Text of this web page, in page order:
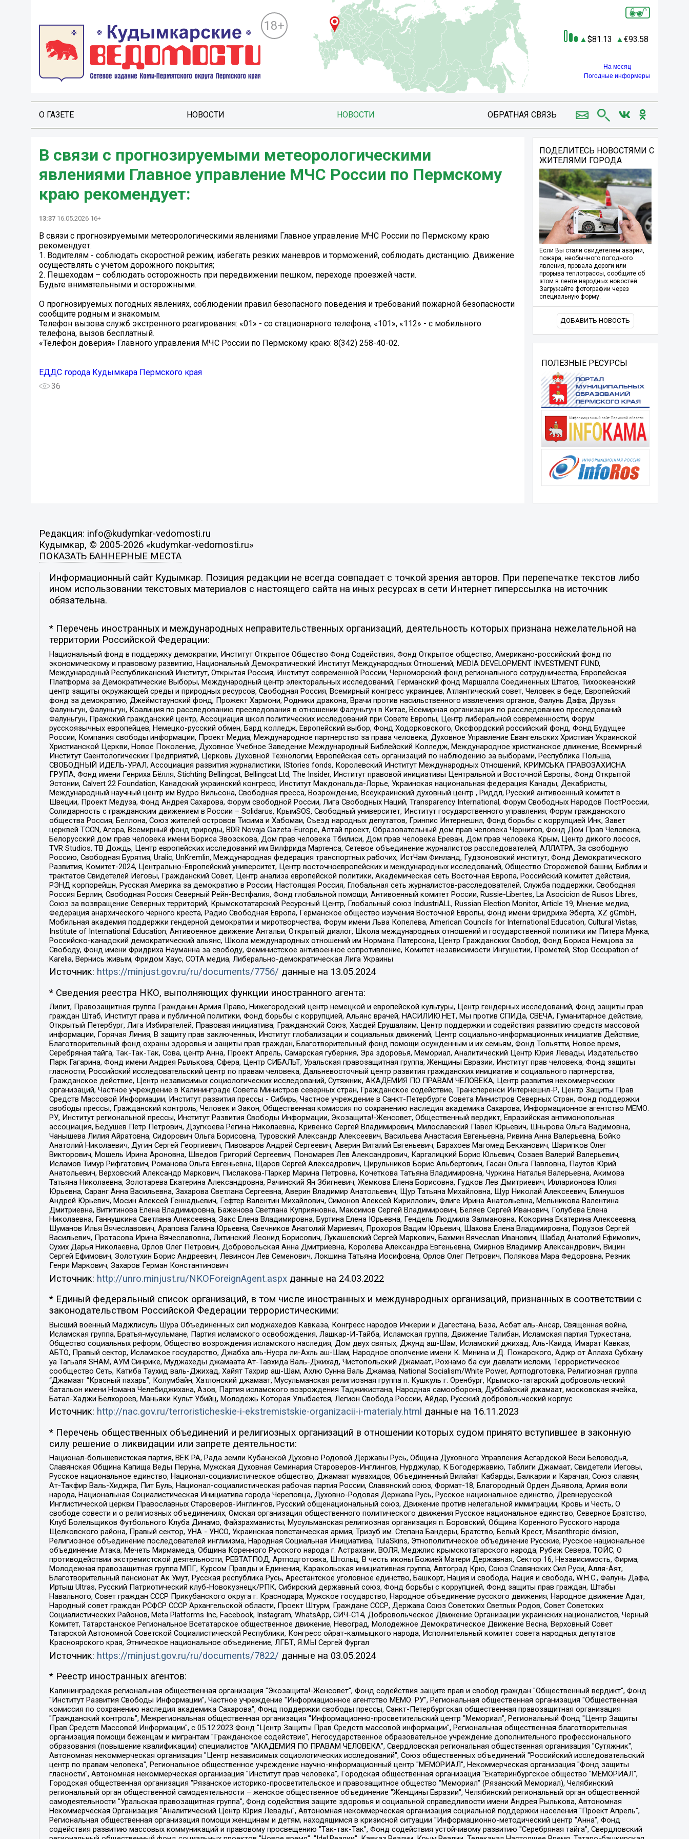
18+
81.13 93.58
На месяц
Погодные информеры
О ГАЗЕТЕ НОВОСТИ НОВОСТИ ОБРАТНАЯ СВЯЗЬ
В связи с прогнозируемыми метеорологическими
явлениями Главное управление МЧС России по Пермскому
краю рекомендует:
13:37 16.05.2026 16+
В связи с прогнозируемыми метеорологическими явлениями Главное управление МЧС России по Пермскому краю
рекомендует:
1. Водителям - соблюдать скоростной режим, избегать резких маневров и торможений, соблюдать дистанцию. Движение
осуществлять с учетом дорожного покрытия;
2. Пешеходам – соблюдать осторожность при передвижении пешком, переходе проезжей части.
Будьте внимательными и осторожными.
О прогнозируемых погодных явлениях, соблюдении правил безопасного поведения и требований пожарной безопасности
сообщите родным и знакомым.
Телефон вызова служб экстренного реагирования: «01» - со стационарного телефона, «101», «112» - с мобильного
телефона, вызов бесплатный.
«Телефон доверия» Главного управления МЧС России по Пермскому краю: 8(342) 258-40-02.
ЕДДС города Кудымкара Пермского края
36
ПОДЕЛИТЕСЬ НОВОСТЯМИ С
ЖИТЕЛЯМИ ГОРОДА
Если Вы стали свидетелем аварии,
пожара, необычного погодного
явления, провала дороги или
прорыва теплотрассы, сообщите об
этом в ленте народных новостей.
Загружайте фотографии через
специальную форму.
ДОБАВИТЬ НОВОСТЬ
ПОЛЕЗНЫЕ РЕСУРСЫ
Редакция: info@kudymkar-vedomosti.ru
Кудымкар, © 2005-2026 «kudymkar-vedomosti.ru»
ПОКАЗАТЬ БАННЕРНЫЕ МЕСТА
Информационный сайт Кудымкар. Позиция редакции не всегда совпадает с точкой зрения авторов. При перепечатке текстов либо
ином использовании текстовых материалов с настоящего сайта на иных ресурсах в сети Интернет гиперссылка на источник
обязательна.
* Перечень иностранных и международных неправительственных организаций, деятельность которых признана нежелательной на
территории Российской Федерации:
Национальный фонд в поддержку демократии, Институт Открытое Общество Фонд Содействия, Фонд Открытое общество, Американо-российский фонд по
экономическому и правовому развитию, Национальный Демократический Институт Международных Отношений, MEDIA DEVELOPMENT INVESTMENT FUND,
Международный Республиканский Институт, Открытая Россия, Институт современной России, Черноморский фонд регионального сотрудничества, Европейская
Платформа за Демократические Выборы, Международный центр электоральных исследований, Германский фонд Маршалла Соединенных Штатов, Тихоокеанский
центр защиты окружающей среды и природных ресурсов, Свободная Россия, Всемирный конгресс украинцев, Атлантический совет, Человек в беде, Европейский
фонд за демократию, Джеймстаунский фонд, Прожект Хармони, Родники дракона, Врачи против насильственного извлечения органов, Фалунь Дафа, Друзья
Фалуньгун, Фалуньгун, Коалиция по расследованию преследования в отношении Фалуньгун в Китае, Всемирная организация по расследованию преследований
Фалуньгун, Пражский гражданский центр, Ассоциация школ политических исследований при Совете Европы, Центр либеральной современности, Форум
русскоязычных европейцев, Немецко-русский обмен, Бард колледж, Европейский выбор, Фонд Ходорковского, Оксфордский российский фонд, Фонд Будущее
России, Компания свободы информации, Проект Медиа, Международное партнерство за права человека, Духовное Управление Евангельских Христиан Украинской
Христианской Церкви, Новое Поколение, Духовное Учебное Заведение Международный Библейский Колледж, Международное христианское движение, Всемирный
Институт Саентологических Предприятий, Церковь Духовной Технологии, Европейская сеть организаций по наблюдению за выборами, Республика Польша,
СВОБОДНЫЙ ИДЕЛЬ-УРАЛ, Ассоциация развития журналистики, IStories fonds, Королевский Институт Международных Отношений, КРИМСЬКА ПРАВОЗАХИСНА
ГРУПА, Фонд имени Генриха Бёлля, Stichting Bellingcat, Bellingcat Ltd, The Insider, Институт правовой инициативы Центральной и Восточной Европы, Фонд Открытой
Эстонии, Calvert 22 Foundation, Канадский украинский конгресс, Институт Макдональда-Лорье, Украинская национальная федерация Канады, Декабристы,
Международный научный центр им Вудро Вильсона, Свободная пресса, Возрождение, Всеукраинский духовный центр , Риддл, Русский антивоенный комитет в
Швеции, Проект Медуза, Фонд Андрея Сахарова, Форум свободной России, Лига Свободных Наций, Transparеncy International, Форум Свободных Народов ПостРоссии,
Солидарность с гражданским движением в России – Solidarus, КрымSOS, Свободный университет, Институт государственного управления, Форум гражданского
общества Россия, Беллона, Союз жителей островов Тисима и Хабомаи, Съезд народных депутатов, Гринпис Интернешнл, Фонд борьбы с коррупцией Инк, Завет
церквей TCCN, Агора, Всемирный фонд природы, BDR Novaja Gazeta-Europe, Алтай проект, Образовательный дом прав человека Чернигов, Фонд Дом Прав Человека,
Белорусский дом прав человека имени Бориса Звозскова, Дом прав человека Тбилиси, Дом прав человека Ереван, Дом прав человека Крым, Центр дикого лосося,
TVR Studios, ТВ Дождь, Центр европейских исследований им Вилфрида Мартенса, Сетевое объединение журналистов расследователей, АЛЛАТРА, За свободную
Россию, Свободная Бурятия, Uralic, UnKremlin, Международная федерация транспортных рабочих, ИстЧам Финланд, Гудзоновский институт, Фонд Демократического
Развития, Комитет-2024, Центрально-Европейский университет, Центр восточноевропейских и международных исследований, Общество Сторожевой башни, Библии и
трактатов Свидетелей Иеговы, Гражданский Совет, Центр анализа европейской политики, Академическая сеть Восточная Европа, Российский комитет действия,
РЭНД корпорейшн, Русская Америка за демократию в России, Настоящая Россия, Глобальная сеть журналистов-расследователей, Служба поддержки, Свободная
Россия Берлин, Свободная Россия Северный Рейн-Вестфалия, Фонд глобальной помощи, Антивоенный комитет России, Russie-Libertes, La Asocicion de Rusos Libres,
Союз за возвращение Северных территорий, Крымскотатарский Ресурсный Центр, Глобальный союз IndustriALL, Russian Election Monitor, Article 19, Мнение медиа,
Федерация анархического черного креста, Радио Свободная Европа, Германское общество изучения Восточной Европы, Фонд имени Фридриха Эберта, XZ gGmbH,
Мобильная академия поддержки гендерной демократии и миротворчества, Форум имени Льва Копелева, American Councils for International Education, Cultural Vistas,
Institute of International Education, Антивоенное движение Антальи, Открытый диалог, Школа международных отношений и государственной политики им Питера Мунка,
Российско-канадский демократический альянс, Школа международных отношений им Нормана Патерсона, Центр Гражданских Свобод, Фонд Бориса Немцова за
Свободу, Фонд имени Фридриха Науманна за свободу, Феминистское антивоенное сопротивление, Комитет независимости Ингушетии, Прометей, Stop Occupation of
Karelia, Вернись живым, Фридом Хаус, СОТА медиа, Либерально-демократическая Лига Украины
Источник: https://minjust.gov.ru/ru/documents/7756/ данные на 13.05.2024
* Сведения реестра НКО, выполняющих функции иностранного агента:
Лилит, Правозащитная группа Гражданин.Армия.Право, Нижегородский центр немецкой и европейской культуры, Центр гендерных исследований, Фонд защиты прав
граждан Штаб, Институт права и публичной политики, Фонд борьбы с коррупцией, Альянс врачей, НАСИЛИЮ.НЕТ, Мы против СПИДа, СВЕЧА, Гуманитарное действие,
Открытый Петербург, Лига Избирателей, Правовая инициатива, Гражданский Союз, Хасдей Ерушалаим, Центр поддержки и содействия развитию средств массовой
информации, Горячая Линия, В защиту прав заключенных, Институт глобализации и социальных движений, Центр социально-информационных инициатив Действие,
Благотворительный фонд охраны здоровья и защиты прав граждан, Благотворительный фонд помощи осужденным и их семьям, Фонд Тольятти, Новое время,
Серебряная тайга, Так-Так-Так, Сова, центр Анна, Проект Апрель, Самарская губерния, Эра здоровья, Мемориал, Аналитический Центр Юрия Левады, Издательство
Парк Гагарина, Фонд имени Андрея Рылькова, Сфера, Центр СИБАЛЬТ, Уральская правозащитная группа, Женщины Евразии, Институт прав человека, Фонд защиты
гласности, Российский исследовательский центр по правам человека, Дальневосточный центр развития гражданских инициатив и социального партнерства,
Гражданское действие, Центр независимых социологических исследований, Сутяжник, АКАДЕМИЯ ПО ПРАВАМ ЧЕЛОВЕКА, Центр развития некоммерческих
организаций, Частное учреждение в Калининграде Совета Министров северных стран, Гражданское содействие, Трансперенси Интернешнл-Р, Центр Защиты Прав
Средств Массовой Информации, Институт развития прессы - Сибирь, Частное учреждение в Санкт-Петербурге Совета Министров Северных Стран, Фонд поддержки
свободы прессы, Гражданский контроль, Человек и Закон, Общественная комиссия по сохранению наследия академика Сахарова, Информационное агентство МЕМО.
РУ, Институт региональной прессы, Институт Развития Свободы Информации, Экозащита!-Женсовет, Общественный вердикт, Евразийская антимонопольная
ассоциация, Бедушев Петр Петрович, Дзугкоева Регина Николаевна, Кривенко Сергей Владимирович, Милославский Павел Юрьевич, Шнырова Ольга Вадимовна,
Чанышева Лилия Айратовна, Сидорович Ольга Борисовна, Туровский Александр Алексеевич, Васильева Анастасия Евгеньевна, Ривина Анна Валерьевна, Бойко
Анатолий Николаевич, Дугин Сергей Георгиевич, Пивоваров Андрей Сергеевич, Аверин Виталий Евгеньевич, Барахоев Магомед Бекханович, Шарипков Олег
Викторович, Мошель Ирина Ароновна, Шведов Григорий Сергеевич, Пономарев Лев Александрович, Каргалицкий Борис Юльевич, Созаев Валерий Валерьевич,
Исламов Тимур Рифгатович, Романова Ольга Евгеньевна, Щаров Сергей Алексадрович, Цирульников Борис Альбертович, Гасан Ольга Павловна, Паутов Юрий
Анатольевич, Верховский Александр Маркович, Пислакова-Паркер Марина Петровна, Кочеткова Татьяна Владимировна, Чуркина Наталья Валерьевна, Акимова
Татьяна Николаевна, Золотарева Екатерина Александровна, Рачинский Ян Збигневич, Жемкова Елена Борисовна, Гудков Лев Дмитриевич, Илларионова Юлия
Юрьевна, Саранг Анна Васильевна, Захарова Светлана Сергеевна, Аверин Владимир Анатольевич, Щур Татьяна Михайловна, Щур Николай Алексеевич, Блинушов
Андрей Юрьевич, Мосин Алексей Геннадьевич, Гефтер Валентин Михайлович, Симонов Алексей Кириллович, Флиге Ирина Анатольевна, Мельникова Валентина
Дмитриевна, Вититинова Елена Владимировна, Баженова Светлана Куприяновна, Максимов Сергей Владимирович, Беляев Сергей Иванович, Голубева Елена
Николаевна, Ганнушкина Светлана Алексеевна, Закс Елена Владимировна, Буртина Елена Юрьевна, Гендель Людмила Залмановна, Кокорина Екатерина Алексеевна,
Шуманов Илья Вячеславович, Арапова Галина Юрьевна, Свечников Анатолий Мариевич, Прохоров Вадим Юрьевич, Шахова Елена Владимировна, Подузов Сергей
Васильевич, Протасова Ирина Вячеславовна, Литинский Леонид Борисович, Лукашевский Сергей Маркович, Бахмин Вячеслав Иванович, Шабад Анатолий Ефимович,
Сухих Дарья Николаевна, Орлов Олег Петрович, Добровольская Анна Дмитриевна, Королева Александра Евгеньевна, Смирнов Владимир Александрович, Вицин
Сергей Ефимович, Золотухин Борис Андреевич, Левинсон Лев Семенович, Локшина Татьяна Иосифовна, Орлов Олег Петрович, Полякова Мара Федоровна, Резник
Генри Маркович, Захаров Герман Константинович
Источник: http://unro.minjust.ru/NKOForeignAgent.aspxданные на 24.03.2022
* Единый федеральный список организаций, в том числе иностранных и международных организаций, признанных в соответствии с
законодательством Российской Федерации террористическими:
Высший военный Маджлисуль Шура Объединенных сил моджахедов Кавказа, Конгресс народов Ичкерии и Дагестана, База, Асбат аль-Ансар, Священная война,
Исламская группа, Братья-мусульмане, Партия исламского освобождения, Лашкар-И-Тайба, Исламская группа, Движение Талибан, Исламская партия Туркестана,
Общество социальных реформ, Общество возрождения исламского наследия, Дом двух святых, Джунд аш-Шам, Исламский джихад, Аль-Каида, Имарат Кавказ,
АБТО, Правый сектор, Исламское государство, Джабха аль-Нусра ли-Ахль аш-Шам, Народное ополчение имени К. Минина и Д. Пожарского, Аджр от Аллаха Субхану
уа Тагьаля SHAM, АУМ Синрике, Муджахеды джамаата Ат-Тавхида Валь-Джихад, Чистопольский Джамаат, Рохнамо ба суи давлати исломи, Террористическое
сообщество Сеть, Катиба Таухид валь-Джихад, Хайят Тахрир аш-Шам, Ахлю Сунна Валь Джамаа, National Socialism/White Power, Артподготовка, Религиозная группа
“Джамаат “Красный пахарь”, Колумбайн, Хатлонский джамаат, Мусульманская религиозная группа п. Кушкуль г. Оренбург, Крымско-татарский добровольческий
батальон имени Номана Челебиджихана, Азов, Партия исламского возрождения Таджикистана, Народная самооборона, Дуббайский джамаат, московская ячейка,
Батал-Хаджи Белхороев, Маньяки Культ Убийц, Молодёжь Которая Улыбается, Легион Свобода России, Айдар, Русский добровольческий корпус
Источник: http://nac.gov.ru/terroristicheskie-i-ekstremistskie-organizacii-i-materialy.html данные на 16.11.2023
* Перечень общественных объединений и религиозных организаций в отношении которых судом принято вступившее в законную
силу решение о ликвидации или запрете деятельности:
Национал-большевистская партия, ВЕК РА, Рада земли Кубанской Духовно Родовой Державы Русь, Община Духовного Управления Асгардской Веси Беловодья,
Славянская Община Капища Веды Перуна, Мужская Духовная Семинария Староверов-Инглингов, Нурджулар, К Богодержавию, Таблиги Джамаат, Свидетели Иеговы,
Русское национальное единство, Национал-социалистическое общество, Джамаат мувахидов, Объединенный Вилайат Кабарды, Балкарии и Карачая, Союз славян,
Ат-Такфир Валь-Хиджра, Пит Буль, Национал-социалистическая рабочая партия России, Славянский союз, Формат-18, Благородный Орден Дьявола, Армия воли
народа, Национальная Социалистическая Инициатива города Череповца, Духовно-Родовая Держава Русь, Русское национальное единство, Древнерусской
Инглистической церкви Православных Староверов-Инглингов, Русский общенациональный союз, Движение против нелегальной иммиграции, Кровь и Честь, О
свободе совести и о религиозных объединениях, Омская организация общественного политического движения Русское национальное единство, Северное Братство,
Клуб Болельщиков Футбольного Клуба Динамо, Файзрахманисты, Мусульманская религиозная организация п. Боровский, Община Коренного Русского народа
Щелковского района, Правый сектор, УНА - УНСО, Украинская повстанческая армия, Тризуб им. Степана Бандеры, Братство, Белый Крест, Misanthropic division,
Религиозное объединение последователей инглиизма, Народная Социальная Инициатива, TulaSkins, Этнополитическое объединение Русские, Русское национальное
объединение Атака, Мечеть Мирмамеда, Община Коренного Русского народа г. Астрахани, ВОЛЯ, Меджлис крымскотатарского народа, Рубеж Севера, ТОЙС, О
противодействии экстремистской деятельности, РЕВТАТПОД, Артподготовка, Штольц, В честь иконы Божией Матери Державная, Сектор 16, Независимость, Фирма,
Молодежная правозащитная группа МПГ, Курсом Правды и Единения, Каракольская инициативная группа, Автоград Крю, Союз Славянских Сил Руси, Алля-Аят,
Благотворительный пансионат Ак Умут, Русская республика Русь, Арестантское уголовное единство, Башкорт, Нация и свобода, Нация и свобода, W.H.С., Фалунь Дафа,
Иртыш Ultras, Русский Патриотический клуб-Новокузнецк/РПК, Сибирский державный союз, Фонд борьбы с коррупцией, Фонд защиты прав граждан, Штабы
Навального, Совет граждан СССР Прикубанского округа г. Краснодара, Мужское государство, Народное объединение русского движения, Народное движение Адат,
Народный совет граждан РСФСР СССР Архангельской области, Проект Штурм, Граждане СССР, Держава Союз Советских Светлых Родов, Совет Советских
Социалистических Районов, Meta Platforms Inc, Facebook, Instagram, WhatsApp, СИЧ-С14, Добровольческое Движение Организации украинских националистов, Черный
Комитет, Татарстанское Региональное Всетатарское общественное движение, Невоград, Молодежное Демократическое Движение Весна, Верховный Совет
Татарской Автономной Советской Социалистической Республики, Конгресс ойрат-калмыцкого народа, Исполнительный комитет совета народных депутатов
Красноярского края, Этническое национальное объединение, ЛГБТ, Я.МЫ Сергей Фургал
Источник: https://minjust.gov.ru/ru/documents/7822/ данные на 03.05.2024
* Реестр иностранных агентов:
Калининградская региональная общественная организация "Экозащита!-Женсовет", Фонд содействия защите прав и свобод граждан "Общественный вердикт", Фонд "Институт Развития Свободы Информации", Частное учреждение "Информационное агентство МЕМО. РУ", Региональная общественная организация "Общественная комиссия по сохранению наследия академика Сахарова", Фонд поддержки свободы прессы, Санкт-Петербургская общественная правозащитная организация "Гражданский контроль", Межрегиональная общественная организация "Информационно-просветительский центр "Мемориал", Региональный Фонд "Центр Защиты Прав Средств Массовой Информации", с 05.12.2023 Фонд "Центр Защиты Прав Средств массовой информации", Региональная общественная благотворительная организация помощи беженцам и мигрантам "Гражданское содействие", Негосударственное образовательное учреждение дополнительного профессионального образования (повышение квалификации) специалистов "АКАДЕМИЯ ПО ПРАВАМ ЧЕЛОВЕКА", Свердловская региональная общественная организация "Сутяжник", Автономная некоммерческая организация "Центр независимых социологических исследований", Союз общественных объединений "Российский исследовательский центр по правам человека", Региональное общественное учреждение научно-информационный центр "МЕМОРИАЛ", Некоммерческая организация "Фонд защиты гласности", Автономная некоммерческая организация "Институт прав человека", Городская общественная организация "Екатеринбургское общество "МЕМОРИАЛ", Городская общественная организация "Рязанское историко-просветительское и правозащитное общество "Мемориал" (Рязанский Мемориал), Челябинский региональный орган общественной самодеятельности – женское общественное объединение "Женщины Евразии", Челябинский региональный орган общественной самодеятельности "Уральская правозащитная группа", Фонд содействия защите здоровья и социальной справедливости имени Андрея Рылькова, Автономная Некоммерческая Организация "Аналитический Центр Юрия Левады", Автономная некоммерческая организация социальной поддержки населения "Проект Апрель", Региональная общественная организация помощи женщинам и детям, находящимся в кризисной ситуации "Информационно-методический центр "Анна", Фонд содействия развитию массовых коммуникаций и правовому просвещению "Так-так-Так", Фонд содействия устойчивому развитию "Серебряная тайга", Свердловский региональный общественный фонд социальных проектов "Новое время", "Idel.Реалии", Кавказ.Реалии, Крым.Реалии, Телеканал Настоящее Время, Татаро-башкирская служба Радио Свобода (Azatliq Radiosi), Радио Свободная Европа/Радио Свобода (PCE/PC), "Сибирь.Реалии", "Фактограф", Благотворительный фонд помощи осужденным и их семьям, Автономная некоммерческая организация "Институт глобализации и социальных движений", Фонд "В защиту прав заключенных", Частное учреждение "Центр поддержки и содействия развитию средств массовой информации", Пензенский региональный общественный благотворительный фонд "Гражданский союз", "Север.Реалии", Некоммерческая организация Фонд "Правовая инициатива", Общество с ограниченной ответственностью "Радио Свободная Европа/Радио Свобода", Чешское информационное агентство "MEDIUM-ORIENT", Красноярская региональная общественная организация "Мы против СПИДа", Камалягин Денис Николаевич, Маркелов Сергей Евгеньевич, Пономарев Лев Александрович, Савицкая Людмила Алексеевна, Автономная некоммерческая организация "Центр по работе с проблемой насилия "НАСИЛИЮ.НЕТ", Межрегиональный профессиональный союз работников здравоохранения "Альянс врачей", Юридическое лицо, зарегистрированное в Латвийской Республике, SIA "Medusa Project" (регистрационный номер 40103797863, дата регистрации 10.06.2014), Некоммерческая организация "Фонд по борьбе с коррупцией", Автономная некоммерческая организация "Институт права и публичной политики", Баданин Роман Сергеевич, Гликин Максим Александрович, Железнова Мария Михайловна, Лукьянова Юлия Сергеевна, Маетная Елизавета Витальевна, Маняхин Петр Борисович, Чуракова Ольга Владимировна, Ярош Юлия Петровна, Юридическое лицо "The Insider SIA", зарегистрированное в Риге, Латвийская Республика (дата регистрации 26.06.2015), являющееся администратором доменного имени интернет-издания "The Insider SIA", https://theins.ru, Постернак Алексей Евгеньевич, Рубин Михаил Аркадьевич, Анин Роман Александрович, Юридическое лицо Istories fonds, зарегистрированное в Латвийской Республике (регистрационный номер 50008295751, дата регистрации 24.02.2020), Великовский Дмитрий Александрович, Долинина Ирина Николаевна, Мароховская Алеся Алексеевна, Шлейнов Роман Юрьевич, Шмагун Олеся Валентиновна, Общество с ограниченной ответственностью "Альтаир 2021", Общество с ограниченной ответственностью "Вега 2021", Общество с ограниченной ответственностью "Главный редактор 2021", Общество с ограниченной ответственностью "Ромашки монолит", Важенков Артем Валерьевич, Ивановская областная общественная организация "Центр гендерных исследований", Гурман Юрий Альбертович, Медиапроект "ОВД-Инфо", Егоров Владимир Владимирович, Жилинский Владимир Александрович, Общество с ограниченной ответственностью "ЗП", Иванова София Юрьевна, Карезина Инна Павловна, Кильтау Екатерина Викторовна, Петров Алексей Викторович, Пискунов Сергей Евгеньевич, Смирнов Сергей Сергеевич, Тихонов Михаил Сергеевич, Общество с ограниченной ответственностью "ЖУРНАЛИСТ-ИНОСТРАННЫЙ АГЕНТ", Арапова Галина Юрьевна, Вольтская Татьяна Анатольевна, Американская компания "Mason G.E.S. Anonymous Foundation" (США), являющаяся владельцем интернет-издания https://mnews.world/, Компания "Stichting Bellingcat", зарегистрированная в Нидерландах (дата регистрации 11.07.2018), Захаров Андрей Вячеславович, Клепиковская Екатерина Дмитриевна, Общество с ограниченной ответственностью "МЕМО", Перл Роман Александрович, Симонов Евгений Алексеевич, Соловьева Елена Анатольевна, Сотников Даниил Владимирович, Сурначева Елизавета Дмитриевна, Автономная некоммерческая организация по защите прав человека и информированию населения "Якутия – Наше Мнение", Общество с ограниченной ответственностью "Москоу диджитал медиа", с 26.01.2023 Общество с ограниченной ответственностью "Чайка Белые сады", Ветошкина Валерия Валерьевна, Заговора Максим Александрович, Межрегиональное общественное движение "Российская ЛГБТ - сеть", Оленичев Максим Владимирович, Павлов Иван Юрьевич, Скворцова Елена Сергеевна, Общество с ограниченной ответственностью "Как бы инагент", Кочетков Игорь Викторович, Общество с ограниченной ответственностью "Честные выборы", Еланчик Олег Александрович, Общество с ограниченной ответственностью "Нобелевский призыв", Гималова Регина Эмилевна, Григорьев Андрей Валерьевич, Григорьева Алина Александровна, Ассоциация по содействию защите прав призывников, альтернативнослужащих и военнослужащих "Правозащитная группа "Гражданин.Армия.Право", Хисамова Регина Фаритовна, Автономная некоммерческая организация по реализации социально-правовых программ "Лилит", Дальневосточное общественное движение "Маяк", Санкт-Петербургская ЛГБТ-инициативная группа "Выход", Инициативная группа ЛГБТ+ "Реверс", Алексеев Андрей Викторович, Бекбулатова Таисия Львовна, Беляев Иван Михайлович, Владыкина Елена Сергеевна, Гельман Марат Александрович, Никульшина Вероника Юрьевна, Толоконникова Надежда Андреевна, Шендерович Виктор Анатольевич, Общество с ограниченной ответственностью "Данное сообщение", Общество с ограниченной ответственностью Издательский дом "Новая глава", Айнбиндер Александра Александровна, Московский комьюнити-центр для ЛГБТ+инициатив, Благотворительный фонд развития филантропии, Deutsche Welle (Германия, Kurt-Schumacher-Strasse 3, 53113 Bonn), Борзунова Мария Михайловна, Воробьев Виктор Викторович, Голубева Анна Львовна, Константинова Алла Михайловна, Малкова Ирина Владимировна, Мурадов Мурад Абдулгалимович, Осетинская Елизавета Николаевна, Понасенков Евгений Николаевич, Ганапольский Матвей Юрьевич, Киселев Евгений Алексеевич, Борухович Ирина Григорьевна, Дремин Иван Тимофеевич, Дубровский Дмитрий Викторович, Красноярская региональная общественная организация поддержки и развития альтернативных образовательных технологий и межкультурных коммуникаций "ИНТЕРРА", Маяковская Екатерина Алексеевна, Фейгин Марк Захарович, Филимонов Андрей Викторович, Дзугкоева Регина Николаевна, Доброхотов Роман Александрович, Дудь Юрий Александрович, Елкин Сергей Владимирович, Кругликов Кирилл Игоревич, Сабунаева Мария Леонидовна, Семенов Алексей Владимирович, Шаинян Карен Багратович, Шульман Екатерина Михайловна, Асафьев Артур Валерьевич, Вахштайн Виктор Семенович, Венедиктов Алексей Алексеевич, Лушникова Екатерина Евгеньевна, Волков Леонид Михайлович, Невзоров Александр Глебович, Пархоменко Сергей Борисович, Сироткин Ярослав Николаевич, Кара-Мурза Владимир Владимирович, Баранова Наталья Владимировна, Гозман Леонид Яковлевич, Кагарлицкий Борис Юльевич, Климарев Михаил Валерьевич, Милов Владимир Станиславович, Автономная некоммерческая организация Краснодарский центр современного искусства "Типография", Моргенштерн Алишер Тагирович, Соболь Любовь Эдуардовна, Общество с ограниченной ответственностью "ЛИЗА НОРМ", Каспаров Гарри Кимович, Ходорковский Михаил Борисович, Общество с ограниченной ответственностью "Апрельские тезисы", Данилович Ирина Брониславовна, Кашин Олег Владимирович, Петров Николай Владимирович, Пивоваров Алексей Владимирович, Соколов Михаил Владимирович, Цветкова Юлия Владимировна, Чичваркин Евгений Александрович, Комитет против пыток/Команда против пыток, Общество с ограниченной ответственностью "Первый научный", Общество с ограниченной ответственностью "Вертолет и ко", Белоцерковская Вероника Борисовна, Кац Максим Евгеньевич, Лазарева Татьяна Юрьевна, Шаведдинов Руслан Табризович, Яшин Илья Валерьевич, Общество с ограниченной ответственностью "Иноагент ААВ", Алешковский Дмитрий Петрович, Альбац Евгения Марковна, Быков Дмитрий Львович, Галямина Юлия Евгеньевна, Лойко Сергей Леонидович, Мартынов Кирилл Константинович, Медведев Сергей Александрович, Крашенинников Федор Геннадиевич, Гордеева Катерина Вл